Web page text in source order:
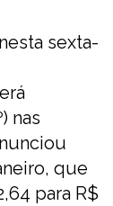
sexta-
nas
que
para R$